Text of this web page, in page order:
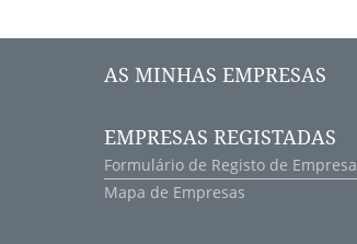
AS MINHAS EMPRESAS
EMPRESAS REGISTADAS
Formulário de Registo de Empresa
Mapa de Empresas